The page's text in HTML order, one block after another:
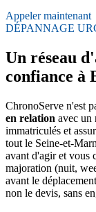
Appeler maintenant
DÉPANNAGE
Un réseau
confiance à
ChronoServe n'est
en relation avec un
immatriculés et
tout le Seine-et-
avant d'agir et vous
majoration (nuit,
avant le
non le devis, sans